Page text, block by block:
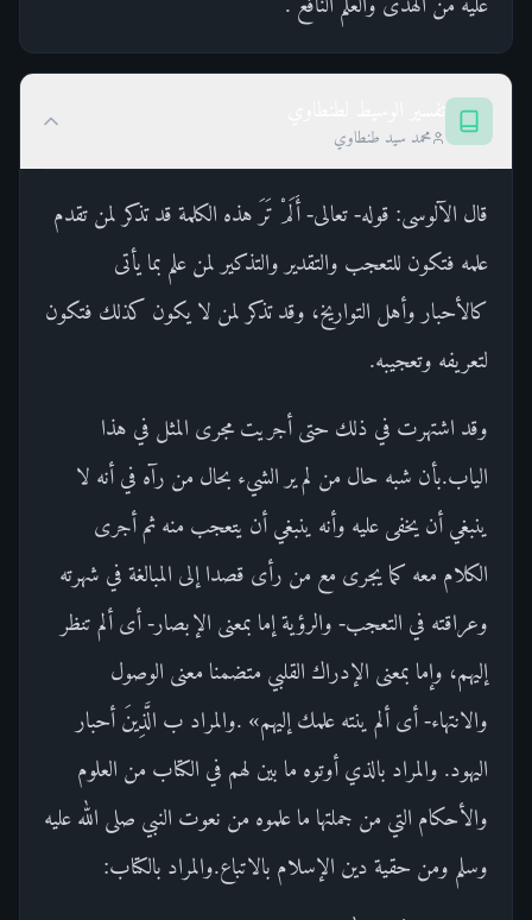
محمد سيد طنطاوي
قال الآلوسى: قوله- تعالى- أَلَمْ تَرَ هذه الكلمة قد تذكر لمن تقدم
علمه فتكون للتعجب والتقدير والتذكير لمن علم بما يأتى
كالأحبار وأهل التواريخ، وقد تذكر لمن لا يكون كذلك فتكون
لتعريفه وتعجيبه.
وقد اشتهرت في ذلك حتى أجريت مجرى المثل في هذا
الياب.بأن شبه حال من لم ير الشيء بحال من رآه في أنه لا
ينبغي أن يخفى عليه وأنه ينبغي أن يتعجب منه ثم أجرى
الكلام معه كما يجرى مع من رأى قصدا إلى المبالغة في شهرته
وعراقته في التعجب- والرؤية إما بمعنى الإبصار- أى ألم تنظر
إليهم، وإما بمعنى الإدراك القلبي متضمنا معنى الوصول
والانتهاء- أى ألم ينته علمك إليهم» .والمراد ب الَّذِينَ أحبار
اليهود. والمراد بالذي أوتوه ما بين لهم في الكتاب من العلوم
والأحكام التي من جملتها ما علموه من نعوت النبي صلى الله عليه
وسلم ومن حقية دين الإسلام بالاتباع.والمراد بالكتاب: